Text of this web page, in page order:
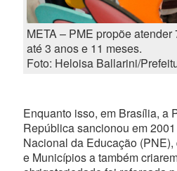
META – PME propõe
até 3 anos e 11 meses.
Foto: Heloisa Ballarini/
Enquanto isso, em Brasília, a
República sancionou em
Nacional da Educação
e Municípios a também